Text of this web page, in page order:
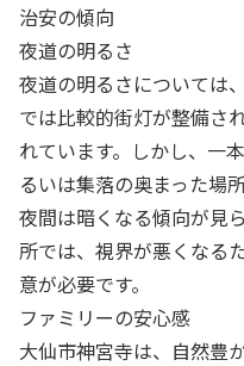
治安の傾向
夜道の明るさ
夜道の明るさについては
では比較的街灯が整備さ
れています。しかし、一
るいは集落の奥まった場
夜間は暗くなる傾向が見
所では、視界が悪くなる
意が必要です。
ファミリーの安心感
大仙市神宮寺は、自然豊